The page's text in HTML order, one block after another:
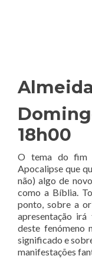
Almeida
18h00
O tema do fim
Apocalipse que
não) algo de
como a Bíblia.
ponto, sobre a
apresentação irá
deste fenómeno
significado e
manifestações